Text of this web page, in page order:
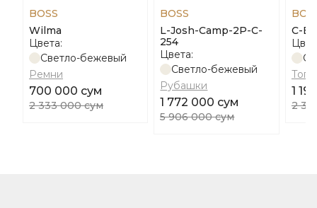
BOSS
Wilma
Цвета:
Светло-бежевый
Ремни
700 000 сум
2 333 000 сум
BOSS
L-Josh-Camp-2P-C-
254
Цвета:
Светло-бежевый
Рубашки
1 772 000 сум
5 906 000 сум
С-
Топы
1
2